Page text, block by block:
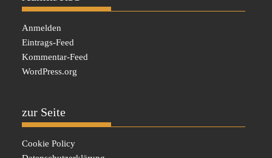
Anmelden
Eintrags-Feed
Kommentar-Feed
WordPress.org
zur Seite
Cookie Policy